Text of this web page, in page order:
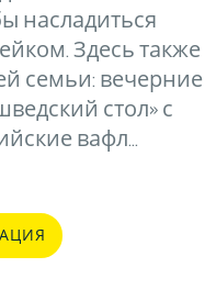
насладиться
Здесь также
семьи: вечерние
стол» с
вафл...